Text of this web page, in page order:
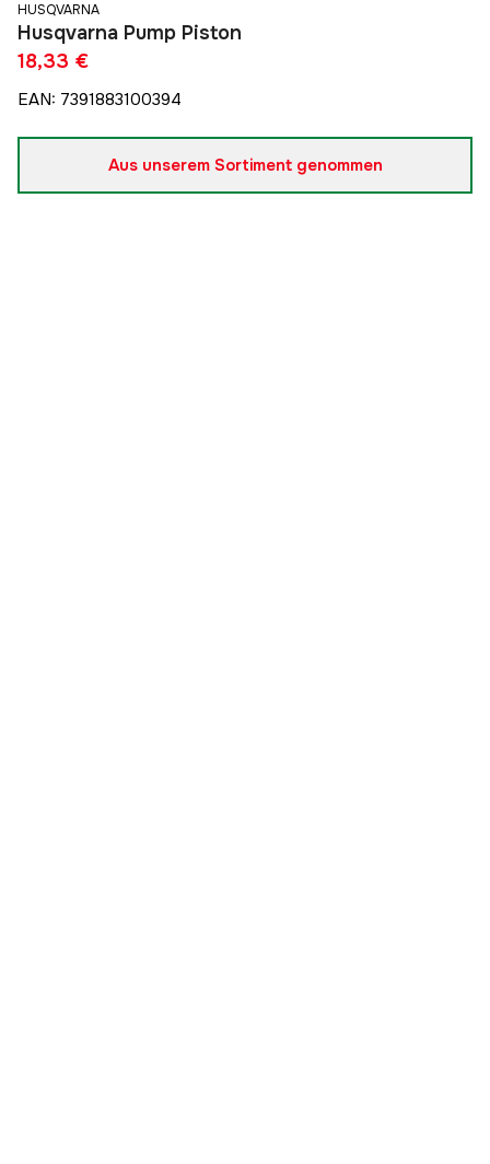
HUSQVARNA
Husqvarna Pump Piston
18,33 €
EAN: 7391883100394
Aus unserem Sortiment genommen